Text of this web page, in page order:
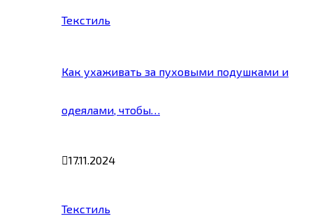
Текстиль
Как ухаживать за пуховыми подушками и
одеялами, чтобы…
17.11.2024
Текстиль